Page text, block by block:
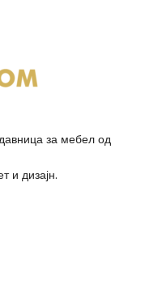
за мебел од
и дизајн.